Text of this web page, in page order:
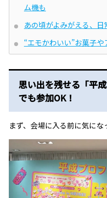
ム機も
あの頃がよみがえる、
“エモかわいい”お菓子
思い出を残せる「平
でも参加OK！
まず、会場に入る前に気にな